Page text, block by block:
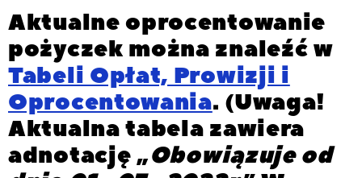
Aktualne oprocentowanie
pożyczek można znaleźć w
Tabeli Opłat, Prowizji i
Oprocentowania. (Uwaga!
Aktualna tabela zawiera
adnotację „Obowiązuje od